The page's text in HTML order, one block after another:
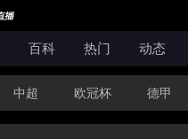
百科 热门 动态
中超 欧冠杯 德甲